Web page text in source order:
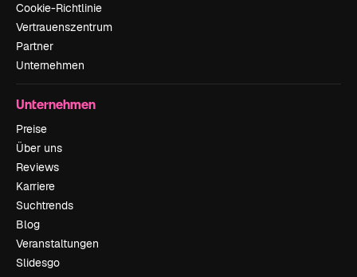
Cookie-Richtlinie
Vertrauenszentrum
Partner
Unternehmen
Unternehmen
Preise
Über uns
Reviews
Karriere
Suchtrends
Blog
Veranstaltungen
Slidesgo